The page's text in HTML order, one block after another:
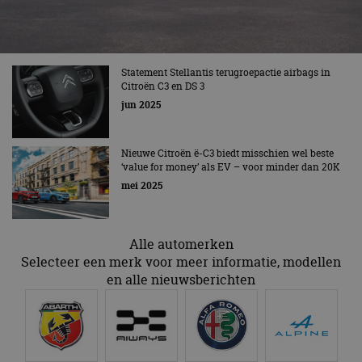
Statement Stellantis terugroepactie airbags in
Citroën C3 en DS 3
jun 2025
Nieuwe Citroën ë-C3 biedt misschien wel beste
‘value for money’ als EV – voor minder dan 20K
mei 2025
Alle automerken
Selecteer een merk voor meer informatie, modellen
en alle nieuwsberichten
te
CookieScriptConsent
CookieScript
4 weken 2
Deze
Script.com
Google Privacy Policy